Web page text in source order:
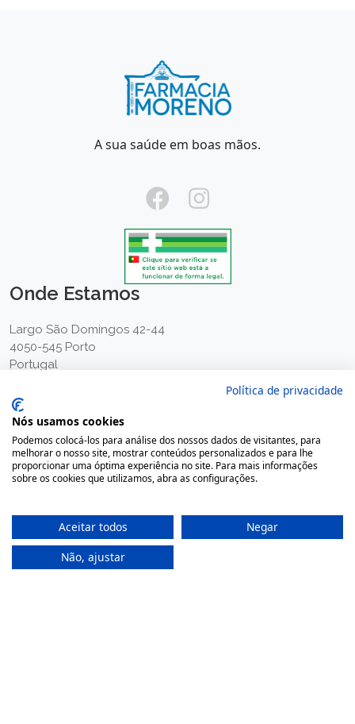
A sua saúde em boas mãos.
Onde Estamos
Largo São Domingos 42-44
4050-545 Porto
Portugal
(Chamada para rede fixa nacional)
(Chamada para rede móvel nacional)
geral@farmaciamoreno.pt
A Minha Conta
Login
Registar
Política de privacidade
Nós usamos cookies
Podemos colocá-los para análise dos nossos dados de visitantes, para
melhorar o nosso site, mostrar conteúdos personalizados e para lhe
proporcionar uma óptima experiência no site. Para mais informações
sobre os cookies que utilizamos, abra as configurações.
Aceitar todos
Negar
Não, ajustar